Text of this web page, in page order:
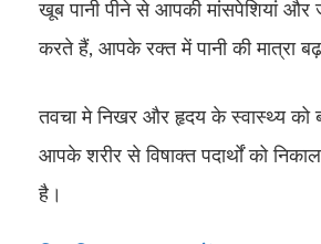
खूब पानी पीने से आपकी मांसपेशियां और
करते हैं, आपके रक्त में पानी की मात्रा
तवचा मे निखर और हृदय के स्वास्थ्य को
आपके शरीर से विषाक्त पदार्थों को
है।